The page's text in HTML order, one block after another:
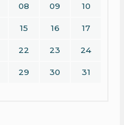
08 09 10
15 16 17
22 23 24
29 30 31